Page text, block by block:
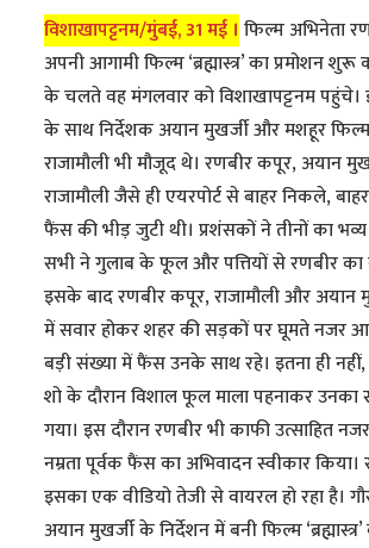
विशाखापट्टनम/मुंबई, 31 मई । फिल्म अभिनेता
अपनी आगामी फिल्म ‘ब्रह्मास्त्र’ का प्रमोशन
के चलते वह मंगलवार को विशाखापट्टनम पहुंचे।
के साथ निर्देशक अयान मुखर्जी और मशहूर फिल्म
राजामौली भी मौजूद थे। रणबीर कपूर, अयान
राजामौली जैसे ही एयरपोर्ट से बाहर निकले,
फैंस की भीड़ जुटी थी। प्रशंसकों ने तीनों का भव्य
सभी ने गुलाब के फूल और पत्तियों से रणबीर का
इसके बाद रणबीर कपूर, राजामौली और अयान
में सवार होकर शहर की सड़कों पर घूमते नजर
बड़ी संख्या में फैंस उनके साथ रहे। इतना ही
शो के दौरान विशाल फूल माला पहनाकर उनका
गया। इस दौरान रणबीर भी काफी उत्साहित
नम्रता पूर्वक फैंस का अभिवादन स्वीकार किया।
इसका एक वीडियो तेजी से वायरल हो रहा है।
अयान मुखर्जी के निर्देशन में बनी फिल्म